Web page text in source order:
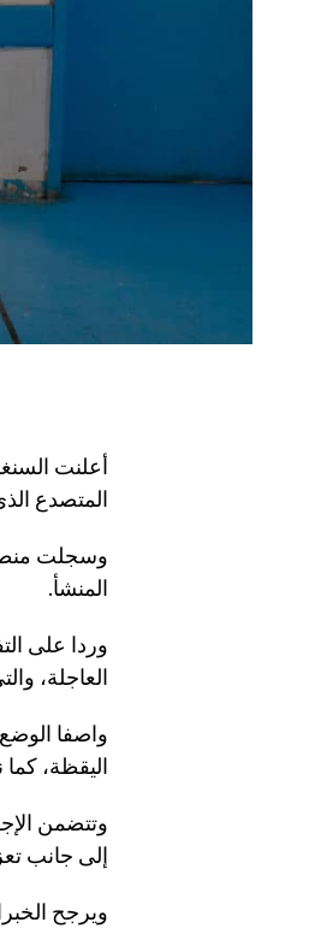
أعلنت
المتصدع
المنشأ.
وردا على
العاجلة،
واصفا
اليقظة،
وتتضمن
إلى جانب
ويرجح